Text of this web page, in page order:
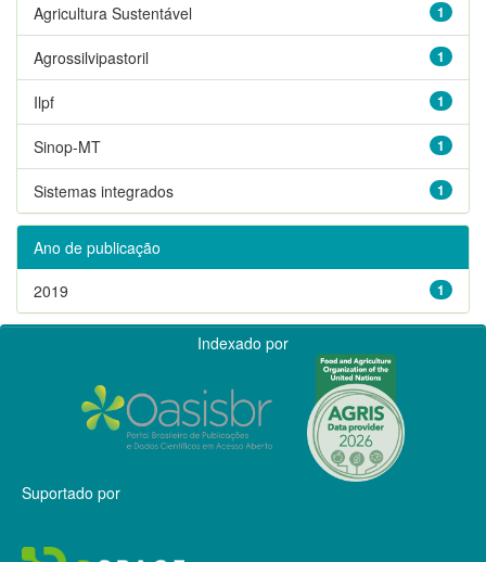
1
Agricultura Sustentável
1
Agrossilvipastoril
1
Ilpf
1
Sinop-MT
1
Sistemas integrados
Ano de publicação
1
2019
Indexado por
Suportado por